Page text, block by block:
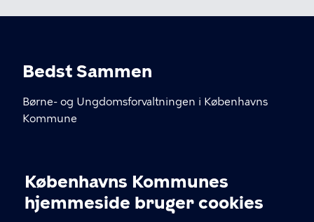
Cookieindstillinger
Københavns Kommunes
hjemmeside bruger cookies
Bedst Sammen
Børne- og Ungdomsforvaltningen i Københavns
Kommune
kommunikation@buf.kk.dk